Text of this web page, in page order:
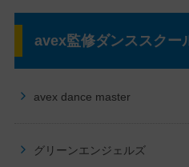
avex監修ダンススクー
avex dance master
グリーンエンジェルズ